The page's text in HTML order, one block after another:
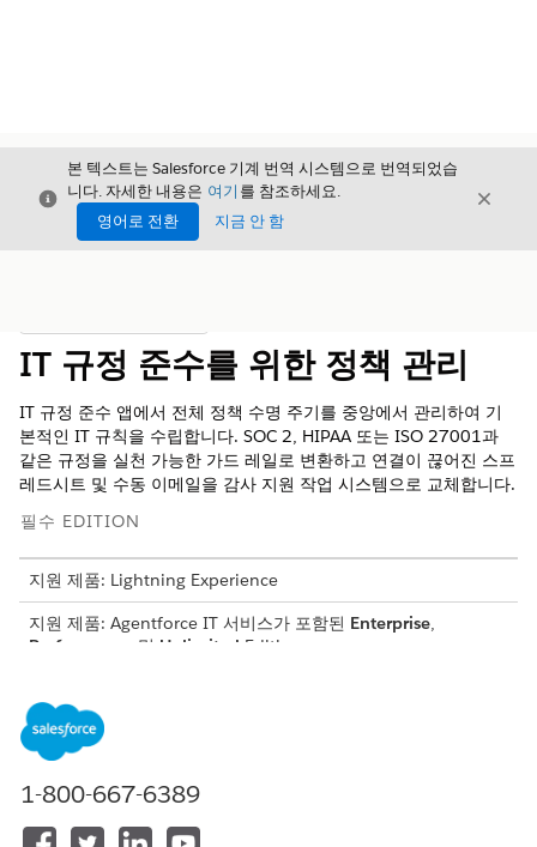
닫기
본 텍스트는 Salesforce 기계 번역 시스템으로 번역되었습
니다. 자세한 내용은 여기 를 참조하세요.
영어로 전환
지금 안 함
닫기
IT 규정 준수를 위한 정책 관리
IT 규정 준수 앱에서 전체 정책 수명 주기를 중앙에서 관리하여 기
본적인 IT 규칙을 수립합니다. SOC 2, HIPAA 또는 ISO 27001과
같은 규정을 실천 가능한 가드 레일로 변환하고 연결이 끊어진 스프
레드시트 및 수동 이메일을 감사 지원 작업 시스템으로 교체합니다.
필수 EDITION
지원 제품: Lightning Experience
지원 제품: Agentforce IT 서비스가 포함된 Enterprise,
Performance
및 Unlimited Edition.
정책 관리 과업
IT 규정 준수 앱은 조직 정책을 작성, 배포, 추적하는 방법을 표준화
정책 초안 및 작성자: 생성형 AI를 사용하여 레거시 문서에서 조
항을 추출하거나 규제 소스 및 산업 템플릿을 기반으로 공식 텍
1-800-667-6389